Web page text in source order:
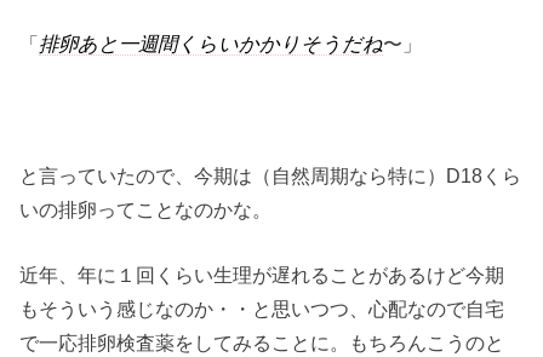
「排卵あと一週間くらいかかりそうだね〜」
と言っていたので、今期は（自然周期なら特に）D18くら
いの排卵ってことなのかな。
近年、年に１回くらい生理が遅れることがあるけど今期
もそういう感じなのか・・と思いつつ、心配なので自宅
で一応排卵検査薬をしてみることに。もちろんこうのと